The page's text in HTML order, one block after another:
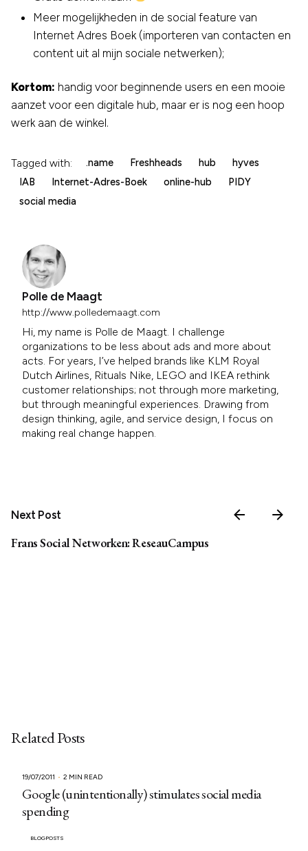
Meer mogelijkheden in de social feature van
Internet Adres Boek (importeren van contacten en
content uit al mijn sociale netwerken);
Kortom: handig voor beginnende users en een mooie
aanzet voor een digitale hub, maar er is nog een hoop
werk aan de winkel.
Tagged with: .name Freshheads hub
hyves
IAB
Internet-Adres-Boek online-hub
PIDY
social media
Polle de Maagt
http://www.polledemaagt.com
Hi, my name is Polle de Maagt. I challenge
organizations to be less about ads and more about
acts. For years, I’ve helped brands like KLM Royal
Dutch Airlines, Rituals Nike, LEGO and IKEA rethink
customer relationships; not through more marketing,
but through meaningful experiences. Drawing from
design thinking, agile, and service design, I focus on
making real change happen.
Next Post
Frans Social Networken: ReseauCampus
Related Posts
19/07/2011 2 MIN READ
Google (unintentionally) stimulates social media
spending
BLOGPOSTS